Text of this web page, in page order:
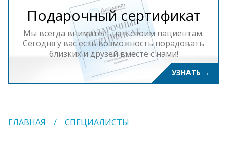
Подарочный сертификат
Мы всегда внимательна к своим пациентам.
Сегодня у вас есть возможность порадовать
близких и друзей вместе с нами!
УЗНАТЬ →
ГЛАВНАЯ СПЕЦИАЛИСТЫ